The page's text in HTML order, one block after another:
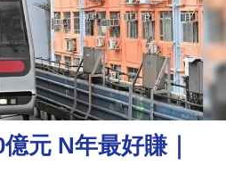
元 N年最好賺｜